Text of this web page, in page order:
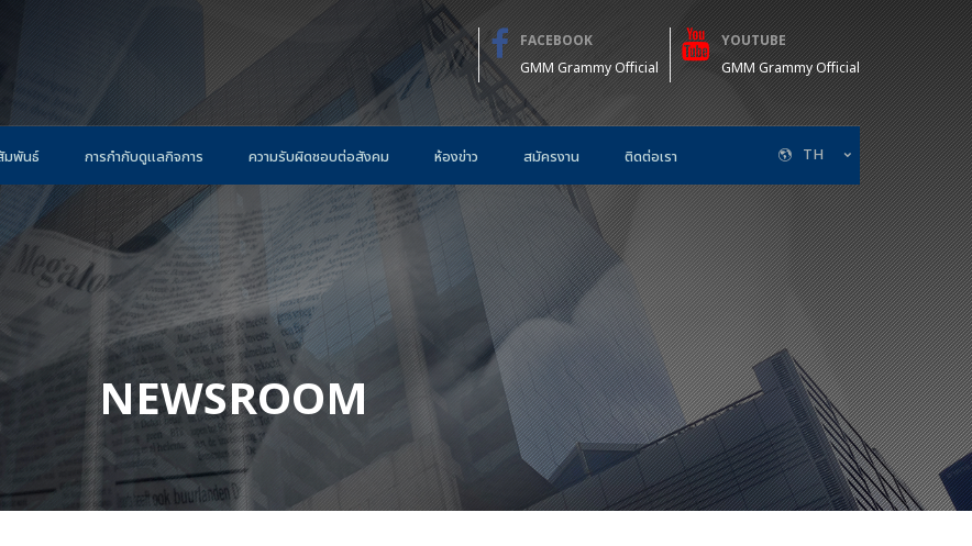
FACEBOOK
GMM Grammy Official
YOUTUBE
GMM Grammy Official
มพันธ์ การกำกับดูแลกิจการ ความรับผิดชอบต่อสังคม ห้องข่าว สมัครงาน ติดต่อเรา TH
NEWSROOM